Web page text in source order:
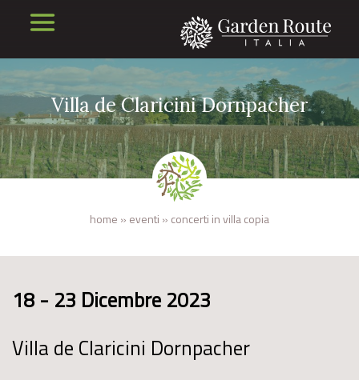
Villa de Claricini Dornpacher
home » eventi » concerti in villa copia
18 - 23 Dicembre 2023
Villa de Claricini Dornpacher